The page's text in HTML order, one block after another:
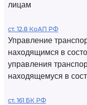
лицам
ст. 12.8 КоАП РФ
Управление
находящимся в
управления
находящемуся в
ст. 161 БК РФ